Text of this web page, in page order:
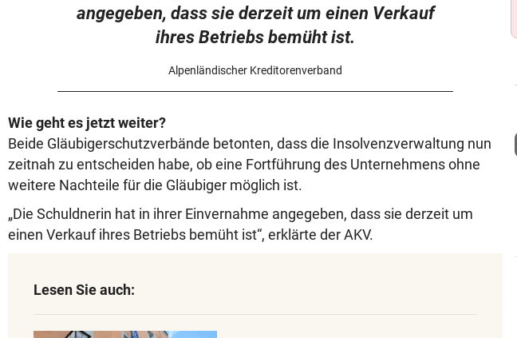
angegeben, dass sie derzeit um einen Verkauf
ihres Betriebs bemüht ist.
Alpenländischer Kreditorenverband
Wie geht es jetzt weiter?
Beide Gläubigerschutzverbände betonten, dass die Insolvenzverwaltung nun
zeitnah zu entscheiden habe, ob eine Fortführung des Unternehmens ohne
weitere Nachteile für die Gläubiger möglich ist.
„Die Schuldnerin hat in ihrer Einvernahme angegeben, dass sie derzeit um
einen Verkauf ihres Betriebs bemüht ist“, erklärte der AKV.
Lesen Sie auch: